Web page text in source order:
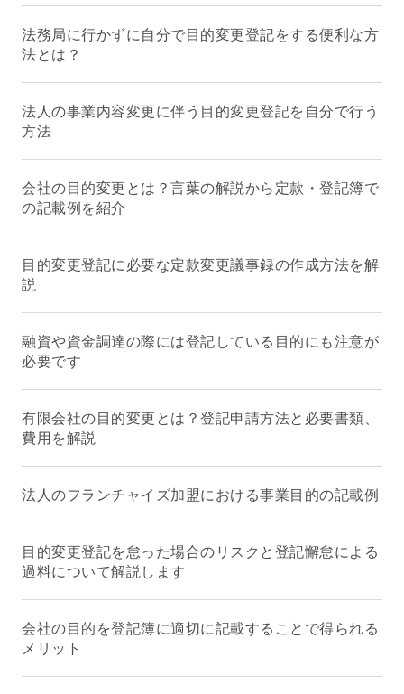
法務局に行かずに自分で目的変更登記をする便利な方
法とは？
法人の事業内容変更に伴う目的変更登記を自分で行う
方法
会社の目的変更とは？言葉の解説から定款・登記簿で
の記載例を紹介
目的変更登記に必要な定款変更議事録の作成方法を解
説
融資や資金調達の際には登記している目的にも注意が
必要です
有限会社の目的変更とは？登記申請方法と必要書類、
費用を解説
法人のフランチャイズ加盟における事業目的の記載例
目的変更登記を怠った場合のリスクと登記懈怠による
過料について解説します
会社の目的を登記簿に適切に記載することで得られる
メリット